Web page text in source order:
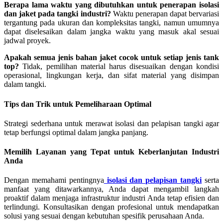
Berapa lama waktu yang dibutuhkan untuk penerapan isolasi
dan jaket pada tangki industri? Waktu penerapan dapat bervariasi
tergantung pada ukuran dan kompleksitas tangki, namun umumnya
dapat diselesaikan dalam jangka waktu yang masuk akal sesuai
jadwal proyek.
Apakah semua jenis bahan jaket cocok untuk setiap jenis tank
top? Tidak, pemilihan material harus disesuaikan dengan kondisi
operasional, lingkungan kerja, dan sifat material yang disimpan
dalam tangki.
Tips dan Trik untuk Pemeliharaan Optimal
Strategi sederhana untuk merawat isolasi dan pelapisan tangki agar
tetap berfungsi optimal dalam jangka panjang.
Memilih Layanan yang Tepat untuk Keberlanjutan Industri
Anda
Dengan memahami pentingnyaisolasi dan pelapisan tangkiserta
manfaat yang ditawarkannya, Anda dapat mengambil langkah
proaktif dalam menjaga infrastruktur industri Anda tetap efisien dan
terlindungi. Konsultasikan dengan profesional untuk mendapatkan
solusi yang sesuai dengan kebutuhan spesifik perusahaan Anda.